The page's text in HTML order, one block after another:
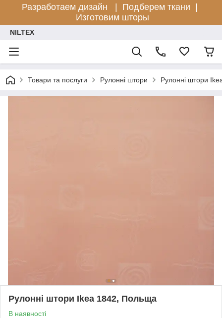
Разработаем дизайн |
Подберем ткани |
Изготовим шторы
NILTEX
Товари та послуги Рулонні штори Рулонні штори
Рулонні штори Ikea 1842, Польща
В наявності